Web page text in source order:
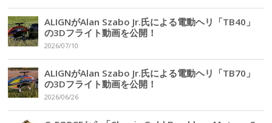
ALIGNがAlan Szabo Jr.氏による電動ヘリ「TB40」
の3Dフライト動画を公開！
2026/07/10
ALIGNがAlan Szabo Jr.氏による電動ヘリ「TB70」
の3Dフライト動画を公開！
2026/06/26